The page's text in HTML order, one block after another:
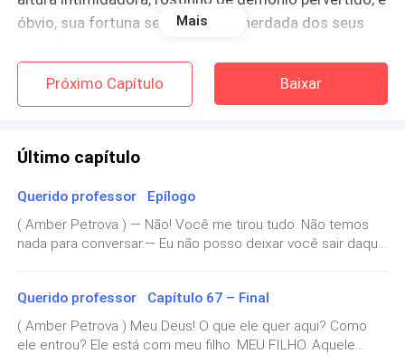
óbvio, sua fortuna sem tamanho herdada dos seus
Não me importava com a fortuna dos Parkers, só
comprar.
Tinha parado de me perguntar o porquê de ele não me
trocar pelas universitárias gostosas no momento em
que entendi que ele era atraído pelo difícil. Algo que
com ele.
É um problema ser a namorada virgem e inocente ao
Mais
Próximo Capítulo Baixar
Último capítulo
Querido professor Epílogo
( Amber Petrova ) — Não! Você me tirou tudo. Não temos
nada para conversar.— Eu não posso deixar você sair daqui
deles.— Eu vou sair daqui, e se não for com ele, também
não o deixarei com vocês!No instante em que Oliver faz um
movimento brusco como se fosse pular a janela, eu sou
mais rápida, ganhando o foco dele, que tenta se esquivar, e
Querido professor Capítulo 67 – Final
( Amber Petrova ) Meu Deus! O que ele quer aqui? Como
ele entrou? Ele está com meu filho. MEU FILHO. Aquele